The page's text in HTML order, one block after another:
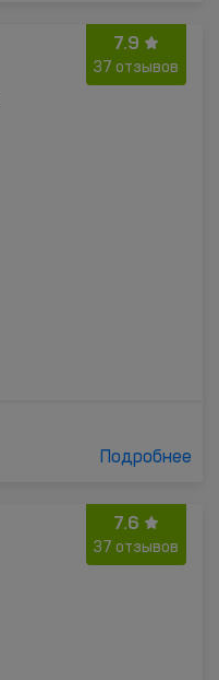
7.9
37 отзывов
Подробнее
7.6
37 отзывов